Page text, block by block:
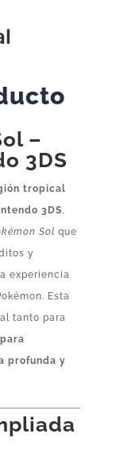
–
3DS
tropical
3DS
Sol que
y
experiencia
Esta
tanto para
profunda y